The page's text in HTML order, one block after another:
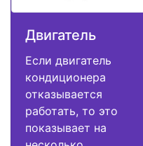
Двигатель
Если двигатель
кондиционера
отказывается
работать, то это
показывает на